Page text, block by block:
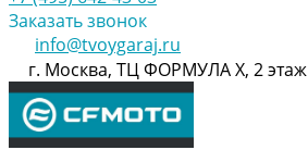
Заказать звонок
info@tvoygaraj.ru
г. Москва, ТЦ ФОРМУЛА Х, 2 этаж